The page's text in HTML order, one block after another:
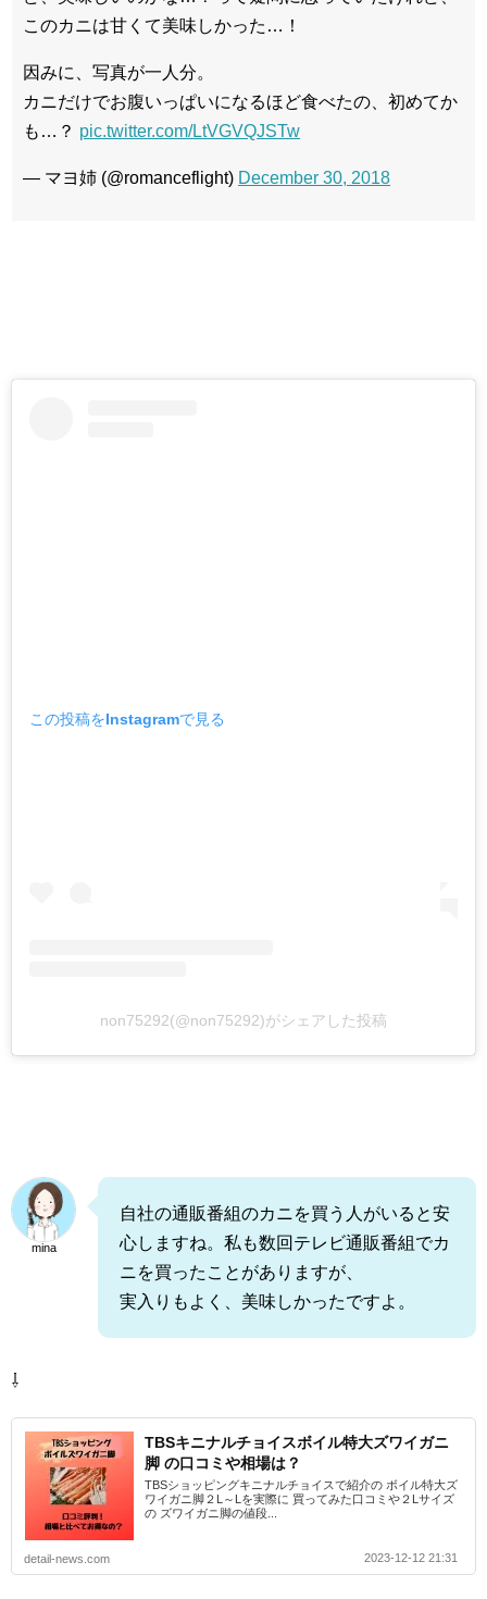
このカニは甘くて美味しかった…！
因みに、写真が一人分。
カニだけでお腹いっぱいになるほど食べたの、初めてか
も…？ pic.twitter.com/LtVGVQJSTw
— マヨ姉 (@romanceflight) December 30, 2018
この投稿をInstagramで見る
non75292(@non75292)がシェアした投稿
mina
自社の通販番組のカニを買う人がいると安
心しますね。私も数回テレビ通販番組でカ
ニを買ったことがありますが、
実入りもよく、美味しかったですよ。
⇩
TBSキニナルチョイスボイル特大ズワイガニ
脚 の口コミや相場は？
TBSショッピングキニナルチョイスで紹介の ボイル特大ズ
ワイガニ脚２L～Lを実際に 買ってみた口コミや２Lサイズ
の ズワイガニ脚の値段...
detail-news.com 2023-12-12 21:31